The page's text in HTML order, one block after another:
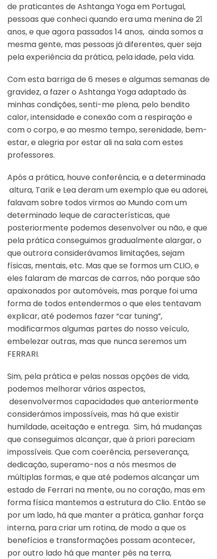
de praticantes de Ashtanga Yoga em Portugal,
pessoas que conheci quando era uma menina de 21
anos, e que agora passados 14 anos, ainda somos a
mesma gente, mas pessoas já diferentes, quer seja
pela experiência da prática, pela idade, pela vida.
Com esta barriga de 6 meses e algumas semanas de
gravidez, a fazer o Ashtanga Yoga adaptado às
minhas condições, senti-me plena, pelo bendito
calor, intensidade e conexão com a respiração e
com o corpo, e ao mesmo tempo, serenidade, bem-
estar, e alegria por estar ali na sala com estes
professores.
Após a prática, houve conferência, e a determinada
altura, Tarik e Lea deram um exemplo que eu adorei,
falavam sobre todos virmos ao Mundo com um
determinado leque de características, que
posteriormente podemos desenvolver ou não, e que
pela prática conseguimos gradualmente alargar, o
que outrora considerávamos limitações, sejam
físicas, mentais, etc. Mas que se formos um CLIO, e
eles falaram de marcas de carros, não porque são
apaixonados por automóveis, mas porque foi uma
forma de todos entendermos o que eles tentavam
explicar, até podemos fazer “car tuning”,
modificarmos algumas partes do nosso veículo,
embelezar outras, mas que nunca seremos um
FERRARI.
Sim, pela prática e pelas nossas opções de vida,
podemos melhorar vários aspectos,
desenvolvermos capacidades que anteriormente
considerámos impossíveis, mas há que existir
humildade, aceitação e entrega. Sim, há mudanças
que conseguimos alcançar, que à priori pareciam
impossíveis. Que com coerência, perseverança,
dedicação, superamo-nos a nós mesmos de
múltiplas formas, e que até podemos alcançar um
estado de Ferrari na mente, ou no coração, mas em
forma física mantemos a estrutura do Clio. Então se
por um lado, há que manter a prática, ganhar força
interna, para criar um rotina, de modo a que os
benefícios e transformações possam acontecer,
por outro lado há que manter pés na terra,